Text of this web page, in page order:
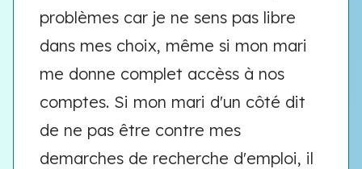
problèmes car je ne sens pas libre
dans mes choix, même si mon mari
me donne complet accèss à nos
comptes. Si mon mari d'un côté dit
de ne pas être contre mes
demarches de recherche d'emploi, il